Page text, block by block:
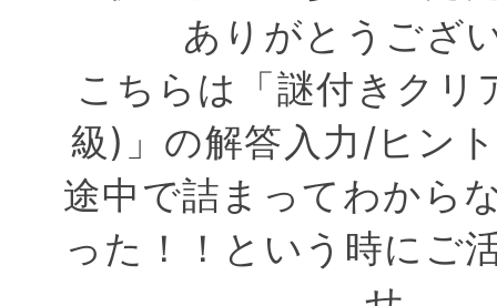
ありがとうござ
こちらは「謎付きクリ
級)」の解答入力/ヒン
途中で詰まってわから
った！！という時にご